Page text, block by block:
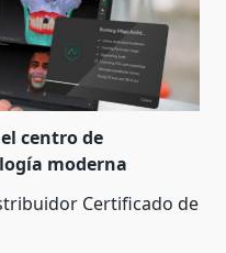
centro de
moderna
Certificado de